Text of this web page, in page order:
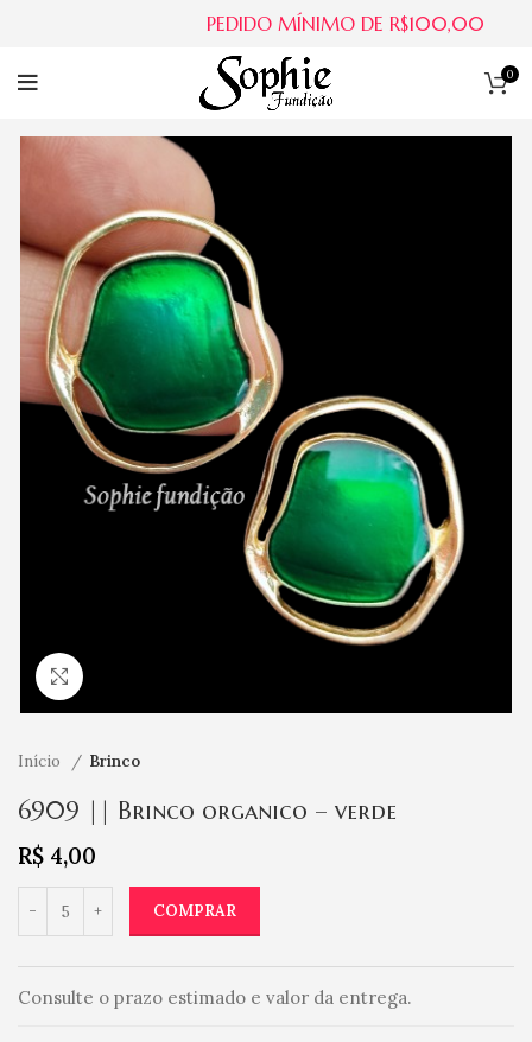
0
Início Brinco
6909 || Brinco organico – verde
R$ 4,00
COMPRAR
Consulte o prazo estimado e valor da entrega.
PEDIDO MÍNIMO DE R$100,00